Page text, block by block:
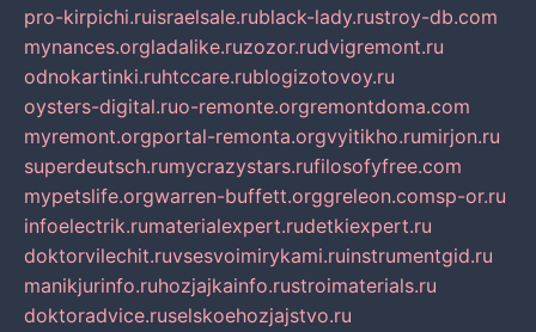
pro-kirpichi.ruisraelsale.rublack-lady.rustroy-db.com
mynances.orgladalike.ruzozor.rudvigremont.ru
odnokartinki.ruhtccare.rublogizotovoy.ru
oysters-digital.ruo-remonte.orgremontdoma.com
myremont.orgportal-remonta.orgvyitikho.rumirjon.ru
superdeutsch.rumycrazystars.rufilosofyfree.com
mypetslife.orgwarren-buffett.orggreleon.comsp-or.ru
infoelectrik.rumaterialexpert.rudetkiexpert.ru
doktorvilechit.ruvsesvoimirykami.ruinstrumentgid.ru
manikjurinfo.ruhozjajkainfo.rustroimaterials.ru
doktoradvice.ruselskoehozjajstvo.ru